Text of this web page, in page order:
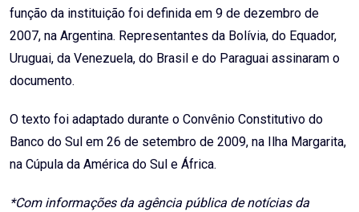
função da instituição foi definida em 9 de dezembro de
2007, na Argentina. Representantes da Bolívia, do Equador,
Uruguai, da Venezuela, do Brasil e do Paraguai assinaram o
documento.
O texto foi adaptado durante o Convênio Constitutivo do
Banco do Sul em 26 de setembro de 2009, na Ilha Margarita,
na Cúpula da América do Sul e África.
*Com informações da agência pública de notícias da